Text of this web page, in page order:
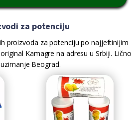
za potenciju
proizvoda za potenciju po najjeftinijim
Kamagre na adresu u Srbiji. Lično
Beograd.